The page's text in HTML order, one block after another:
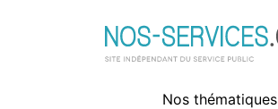
Nos thématiques